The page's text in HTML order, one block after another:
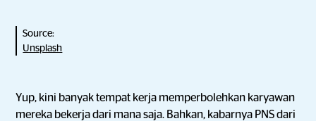
Source:
Unsplash
Yup, kini banyak tempat kerja memperbolehkan karyawan
mereka bekerja dari mana saja. Bahkan, kabarnya PNS dari